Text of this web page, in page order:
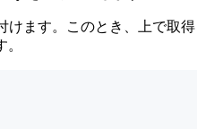
ます。このとき、上で取